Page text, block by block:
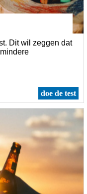
Dit wil zeggen dat
doe de test